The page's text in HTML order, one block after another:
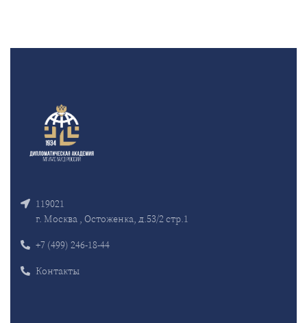
119021
г. Москва , Остоженка, д.53/2 стр.1
+7 (499) 246-18-44
Контакты